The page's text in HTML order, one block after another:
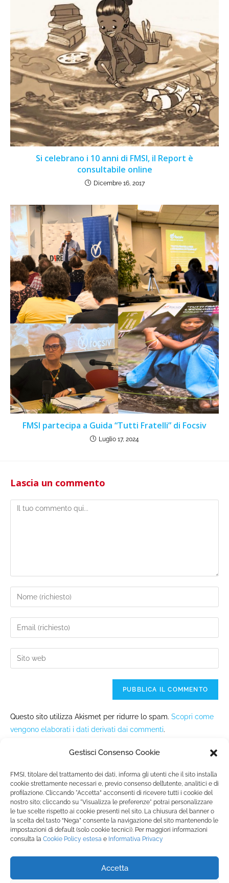
Gestisci Consenso Cookie
FMSI, titolare del trattamento dei dati, informa gli utenti che il sito installa
cookie strettamente necessari e, previo consenso dell’utente, analitici e di
profilazione. Cliccando "Accetta” acconsenti di ricevere tutti i cookie del
nostro sito; cliccando su "Visualizza le preferenze" potrai personalizzare
le tue scelte rispetto ai cookie presenti nel sito. La chiusura del banner o
la scelta del tasto “Nega” consente la navigazione del sito mantenendo le
impostazioni di default (solo cookie tecnici). Per maggiori informazioni
consulta la Cookie Policy estesa e Informativa Privacy
Accetta
Si celebrano i 10 anni di FMSI, il Report è
consultabile online
Dicembre 16, 2017
FMSI partecipa a Guida “Tutti Fratelli” di Focsiv
Luglio 17, 2024
Lascia un commento
Questo sito utilizza Akismet per ridurre lo spam. Scopri come
vengono elaborati i dati derivati dai commenti.
Fondazione Marista per la Solidarietà Internazionale ETS
P.le M. Champagnat, 2 00144 Roma, Italia
Tel.: +39 06 54 5171 | Fax: +39 06 54 517 500
SEGUICI SU: